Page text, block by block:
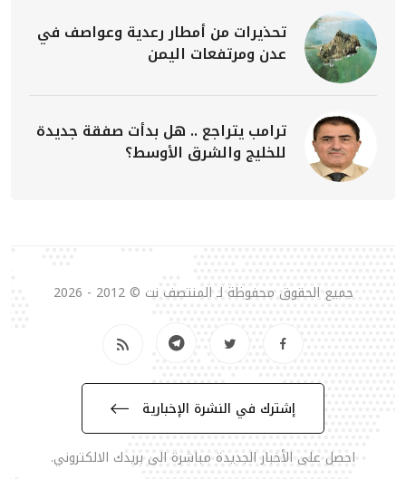
تحذيرات من أمطار رعدية وعواصف في
عدن ومرتفعات اليمن
ترامب يتراجع .. هل بدأت صفقة جديدة
للخليج والشرق الأوسط؟
جميع الحقوق محفوظة لـ المنتصف نت © 2012 - 2026
إشترك في النشرة الإخبارية
احصل على الأخبار الجديدة مباشرة الى بريدك الالكتروني.